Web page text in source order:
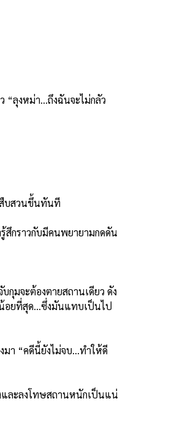
“ลุงหม่า…ถึงฉันจะไม่กลัว
สืบสวนขึ้นทันที
สึกราวกับมีคนพยายามกดดัน
มจะต้องตายสถานเดียว ดัง
น้อยที่สุด...ซึ่งมันแทบเป็นไป
า “คดีนี้ยังไม่จบ...ทำให้ดี
และลงโทษสถานหนักเป็นแน่